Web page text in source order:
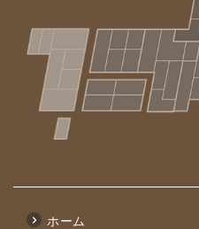
ホーム